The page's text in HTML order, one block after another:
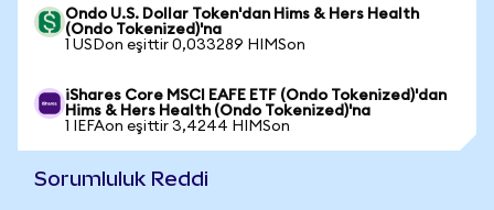
Ondo U.S. Dollar Token'dan Hims & Hers Health
(Ondo Tokenized)'na
1 USDon eşittir 0,033289 HIMSon
iShares Core MSCI EAFE ETF (Ondo Tokenized)'dan
Hims & Hers Health (Ondo Tokenized)'na
1 IEFAon eşittir 3,4244 HIMSon
Sorumluluk Reddi